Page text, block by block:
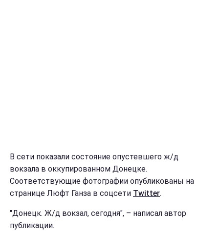
В сети показали состояние опустевшего ж/д
вокзала в оккупированном Донецке.
Соответствующие фотографии опубликованы на
странице Люфт Ганза в соцсети Twitter.
"Донецк. Ж/д вокзал, сегодня", – написал автор
публикации.